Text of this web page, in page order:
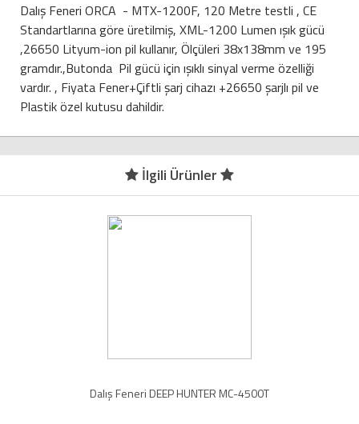
Dalış Feneri ORCA - MTX-1200F, 120 Metre testli , CE
Standartlarına göre üretilmiş, XML-1200 Lumen ışık gücü
,26650 Lityum-ion pil kullanır, Ölçüleri 38x138mm ve 195
gramdır.,Butonda Pil gücü için ışıklı sinyal verme özelliği
vardır. , Fiyata Fener+Çiftli şarj cihazı +26650 şarjlı pil ve
Plastik özel kutusu dahildir.
İlgili Ürünler
Dalış Feneri DEEP HUNTER MC-4500T